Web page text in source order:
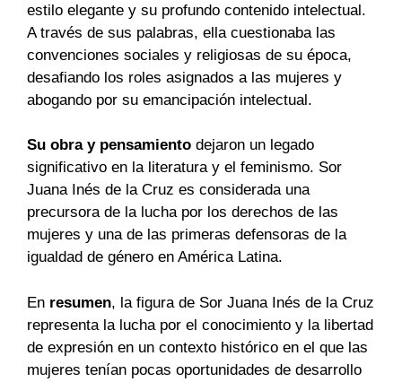
estilo elegante y su profundo contenido intelectual.
A través de sus palabras, ella cuestionaba las
convenciones sociales y religiosas de su época,
desafiando los roles asignados a las mujeres y
abogando por su emancipación intelectual.
Su obra y pensamiento dejaron un legado
significativo en la literatura y el feminismo. Sor
Juana Inés de la Cruz es considerada una
precursora de la lucha por los derechos de las
mujeres y una de las primeras defensoras de la
igualdad de género en América Latina.
En resumen, la figura de Sor Juana Inés de la Cruz
representa la lucha por el conocimiento y la libertad
de expresión en un contexto histórico en el que las
mujeres tenían pocas oportunidades de desarrollo